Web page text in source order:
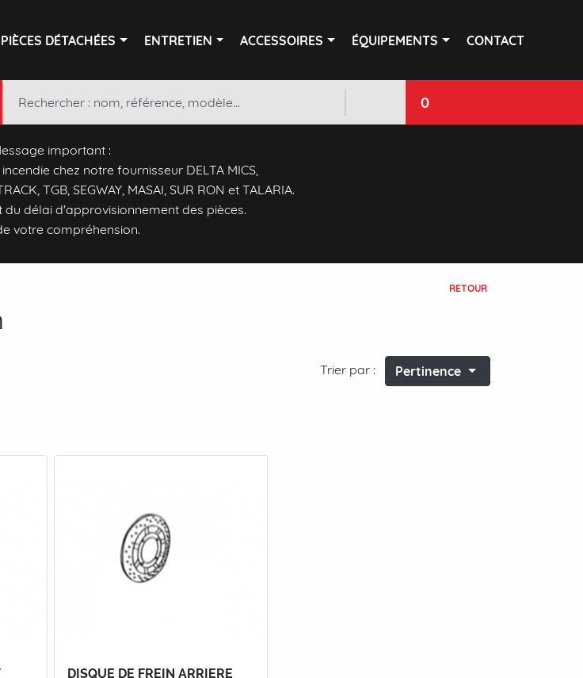
PIÈCES DÉTACHÉES ENTRETIEN ACCESSOIRES ÉQUIPEMENTS CONTACT
0
important :
chez notre fournisseur DELTA MICS,
TGB, SEGWAY, MASAI, SUR RON et TALARIA.
délai d'approvisionnement des pièces.
votre compréhension.
RETOUR
Trier par : Pertinence
DISQUE DE FREIN ARRIERE